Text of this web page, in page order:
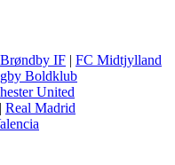
Brøndby IF | FC Midtjylland
Boldklub
United
| Real Madrid